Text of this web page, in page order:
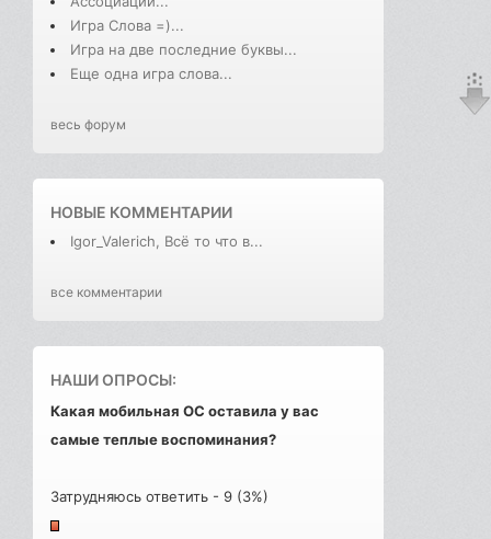
Игра Слова =)...
Игра на две последние буквы...
Еще одна игра слова...
весь форум
НОВЫЕ КОММЕНТАРИИ
Igor_Valerich, Всё то что в...
все комментарии
НАШИ ОПРОСЫ:
Какая мобильная ОС оставила у вас
самые теплые воспоминания?
Затрудняюсь ответить - 9 (3%)